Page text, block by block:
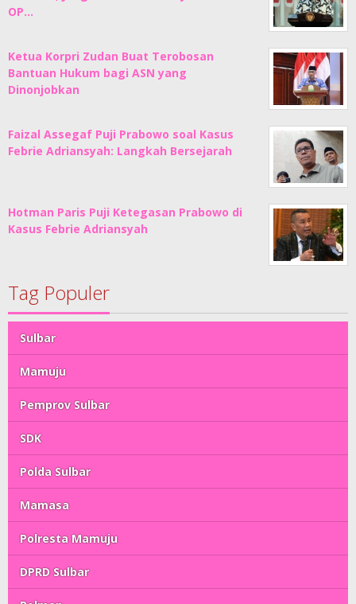
OP…
Ketua Korpri Zudan Buat Terobosan
Bantuan Hukum bagi ASN yang
Dinonjobkan
Faizal Assegaf Puji Prabowo soal Kasus
Febrie Adriansyah: Langkah Bersejarah
Hotman Paris Puji Ketegasan Prabowo di
Kasus Febrie Adriansyah
Tag Populer
Sulbar
Mamuju
Pemprov Sulbar
SDK
Polda Sulbar
Mamasa
Polresta Mamuju
DPRD Sulbar